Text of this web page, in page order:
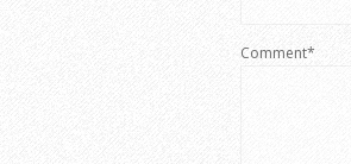
Comment*